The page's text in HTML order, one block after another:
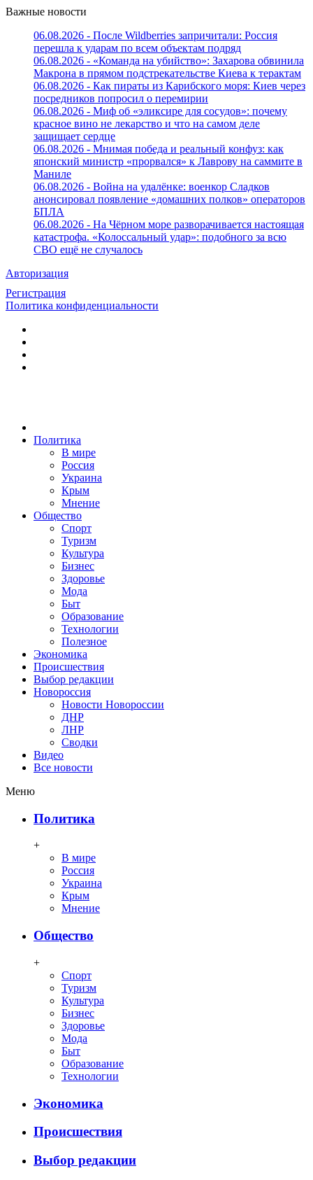
Важные новости
06.08.2026 - После Wildberries запричитали: Россия
перешла к ударам по всем объектам подряд
06.08.2026 - «Команда на убийство»: Захарова обвинила
Макрона в прямом подстрекательстве Киева к терактам
06.08.2026 - Как пираты из Карибского моря: Киев через
посредников попросил о перемирии
06.08.2026 - Миф об «эликсире для сосудов»: почему
красное вино не лекарство и что на самом деле
защищает сердце
06.08.2026 - Мнимая победа и реальный конфуз: как
японский министр «прорвался» к Лаврову на саммите в
Маниле
06.08.2026 - Война на удалёнке: военкор Сладков
анонсировал появление «домашних полков» операторов
БПЛА
06.08.2026 - На Чёрном море разворачивается настоящая
катастрофа. «Колоссальный удар»: подобного за всю
СВО ещё не случалось
Авторизация
Регистрация
Политика конфиденциальности
Политика
В мире
Россия
Украина
Крым
Мнение
Общество
Спорт
Туризм
Культура
Бизнес
Здоровье
Мода
Быт
Образование
Технологии
Полезное
Экономика
Происшествия
Выбор редакции
Новороссия
Новости Новороссии
ДНР
ЛНР
Сводки
Видео
Все новости
Меню
Политика
+
В мире
Россия
Украина
Крым
Мнение
Общество
+
Спорт
Туризм
Культура
Бизнес
Здоровье
Мода
Быт
Образование
Технологии
Экономика
Происшествия
Выбор редакции